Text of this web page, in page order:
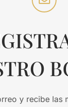
y recibe las